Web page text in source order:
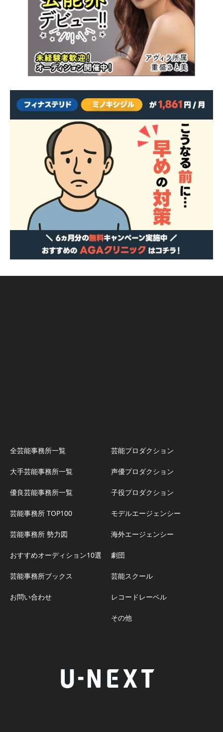
全芸能事務所一覧
大手芸能事務所一覧
優良芸能事務所一覧
芸能事務所 TOP100
芸能事務所 勢力図
おすすめオーディション10選
芸能事務所ブックス
お問い合わせ
芸能プロダクション
声優プロダクション
子役プロダクション
モデルエージェンシー
海外エージェンシー
劇団
芸能スクール
レコードレーベル
その他